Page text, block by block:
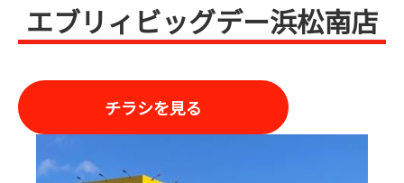
エブリィビッグデー浜松南店
チラシを見る